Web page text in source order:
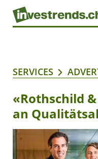
SERVICES
«Rothschild
an